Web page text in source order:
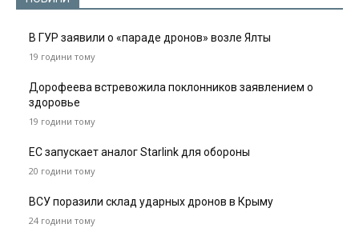
В ГУР заявили о «параде дронов» возле Ялты
19 години тому
Дорофеева встревожила поклонников заявлением о
здоровье
19 години тому
ЕС запускает аналог Starlink для обороны
20 години тому
ВСУ поразили склад ударных дронов в Крыму
24 години тому